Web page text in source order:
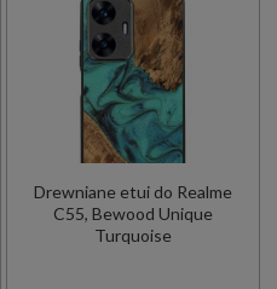
Drewniane etui do Realme
C55, Bewood Unique
Turquoise